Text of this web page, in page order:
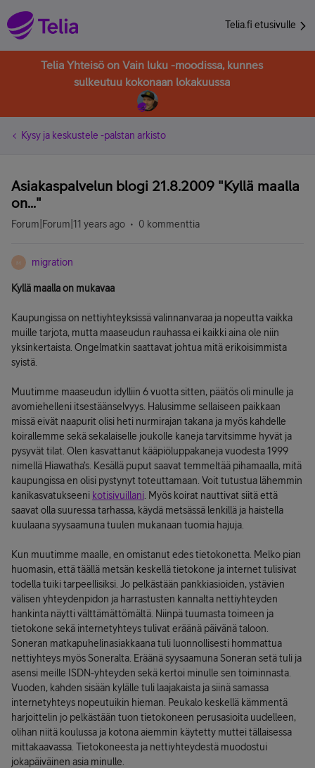
Telia.fi etusivulle
Telia Yhteisö on Vain luku -moodissa, kunnes
sulkeutuu kokonaan lokakuussa
Kysy ja keskustele -palstan arkisto
Asiakaspalvelun blogi 21.8.2009 "Kyllä maalla
on..."
Forum|Forum|11 years ago 0 kommenttia
M migration
Kyllä maalla on mukavaa
Kaupungissa on nettiyhteyksissä valinnanvaraa ja nopeutta vaikka
muille tarjota, mutta maaseudun rauhassa ei kaikki aina ole niin
yksinkertaista. Ongelmatkin saattavat johtua mitä erikoisimmista
syistä.
Muutimme maaseudun idylliin 6 vuotta sitten, päätös oli minulle ja
avomiehelleni itsestäänselvyys. Halusimme sellaiseen paikkaan
missä eivät naapurit olisi heti nurmirajan takana ja myös kahdelle
koirallemme sekä sekalaiselle joukolle kaneja tarvitsimme hyvät ja
pysyvät tilat. Olen kasvattanut kääpiöluppakaneja vuodesta 1999
nimellä Hiawatha’s. Kesällä puput saavat temmeltää pihamaalla, mitä
kaupungissa en olisi pystynyt toteuttamaan. Voit tutustua lähemmin
kanikasvatukseeni kotisivuillani . Myös koirat nauttivat siitä että
saavat olla suuressa tarhassa, käydä metsässä lenkillä ja haistella
kuulaana syysaamuna tuulen mukanaan tuomia hajuja.
Kun muutimme maalle, en omistanut edes tietokonetta. Melko pian
huomasin, että täällä metsän keskellä tietokone ja internet tulisivat
todella tuiki tarpeellisiksi. Jo pelkästään pankkiasioiden, ystävien
välisen yhteydenpidon ja harrastusten kannalta nettiyhteyden
hankinta näytti välttämättömältä. Niinpä tuumasta toimeen ja
tietokone sekä internetyhteys tulivat eräänä päivänä taloon.
Soneran matkapuhelinasiakkaana tuli luonnollisesti hommattua
nettiyhteys myös Soneralta. Eräänä syysaamuna Soneran setä tuli ja
asensi meille ISDN-yhteyden sekä kertoi minulle sen toiminnasta.
Vuoden, kahden sisään kylälle tuli laajakaista ja siinä samassa
internetyhteys nopeutuikin hieman. Peukalo keskellä kämmentä
harjoittelin jo pelkästään tuon tietokoneen perusasioita uudelleen,
olihan niitä koulussa ja kotona aiemmin käytetty muttei tällaisessa
mittakaavassa. Tietokoneesta ja nettiyhteydestä muodostui
jokapäiväinen asia minulle.